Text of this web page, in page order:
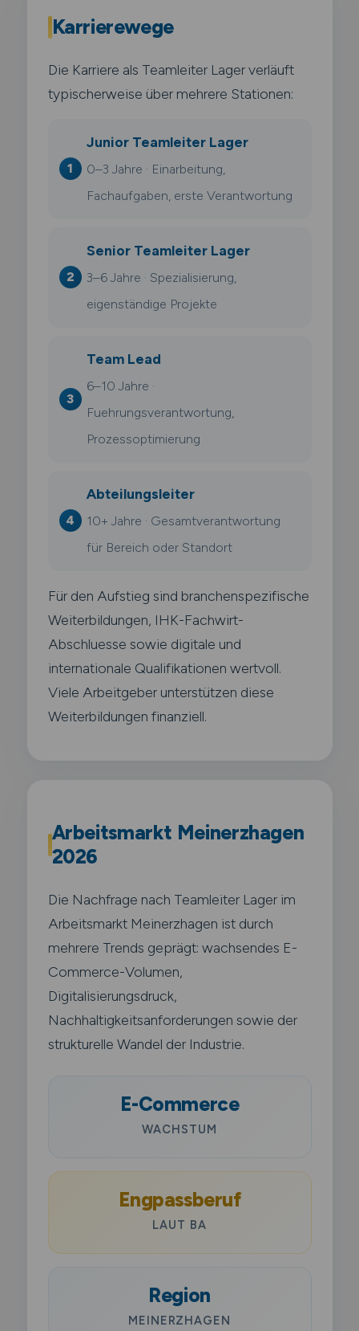
Karrierewege
Die Karriere als Teamleiter Lager verläuft
typischerweise über mehrere Stationen:
Junior Teamleiter Lager
0–3 Jahre · Einarbeitung,
Fachaufgaben, erste Verantwortung
Senior Teamleiter Lager
3–6 Jahre · Spezialisierung,
eigenständige Projekte
Team Lead
6–10 Jahre ·
Fuehrungsverantwortung,
Prozessoptimierung
Abteilungsleiter
10+ Jahre · Gesamtverantwortung
für Bereich oder Standort
Für den Aufstieg sind branchenspezifische
Weiterbildungen, IHK-Fachwirt-
Abschluesse sowie digitale und
internationale Qualifikationen wertvoll.
Viele Arbeitgeber unterstützen diese
Weiterbildungen finanziell.
Arbeitsmarkt Meinerzhagen
2026
Die Nachfrage nach Teamleiter Lager im
Arbeitsmarkt Meinerzhagen ist durch
mehrere Trends geprägt: wachsendes E-
Commerce-Volumen,
Digitalisierungsdruck,
Nachhaltigkeitsanforderungen sowie der
strukturelle Wandel der Industrie.
E-Commerce
WACHSTUM
Engpassberuf
LAUT BA
Region
MEINERZHAGEN